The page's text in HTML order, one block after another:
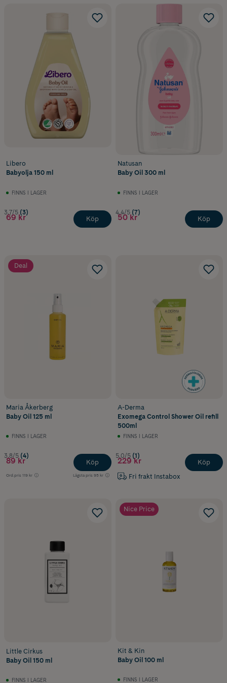
Libero
Babyolja 150 ml
FINNS I LAGER
3.7/5 (3)
69 kr Köp
Natusan
Baby Oil 300 ml
FINNS I LAGER
4.4/5 (7)
50 kr Köp
Deal
Maria Åkerberg
Baby Oil 125 ml
FINNS I LAGER
3.8/5 (4)
89 kr
Ord.pris 119 kr Lägsta pris 95 kr
Köp
A-Derma
Exomega Control Shower Oil refill
500ml
FINNS I LAGER
5.0/5 (1)
229 kr
Fri frakt Instabox
Köp
Little Cirkus
Baby Oil 150 ml
FINNS I LAGER
Nice Price
Kit & Kin
Baby Oil 100 ml
FINNS I LAGER